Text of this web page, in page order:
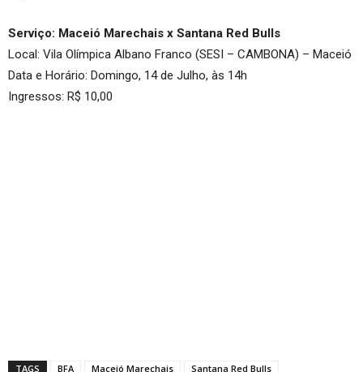
Serviço: Maceió Marechais x Santana Red Bulls
Local: Vila Olímpica Albano Franco (SESI – CAMBONA) – Maceió
Data e Horário: Domingo, 14 de Julho, às 14h
Ingressos: R$ 10,00
TAGS BFA Maceió Marechais Santana Red Bulls